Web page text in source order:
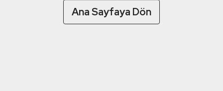
Ana Sayfaya Dön